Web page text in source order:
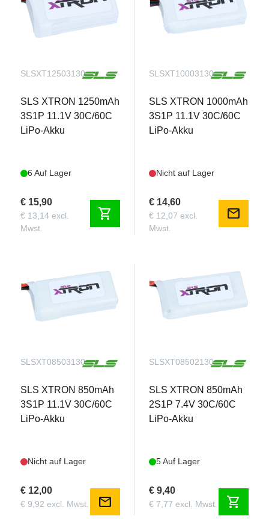
SLSXT12503130
SLS XTRON 1250mAh
3S1P 11.1V 30C/60C
LiPo-Akku
6 Auf Lager
€ 15,90
€ 13,14 excl.
Mwst.
shopping_cart
SLSXT10003130
SLS XTRON 1000mAh
3S1P 11.1V 30C/60C
LiPo-Akku
Nicht auf Lager
€ 14,60
€ 12,07 excl.
Mwst.
mail
SLSXT08503130
SLS XTRON 850mAh
3S1P 11.1V 30C/60C
LiPo-Akku
Nicht auf Lager
€ 12,00
€ 9,92 excl. Mwst. mail
SLSXT08502130
SLS XTRON 850mAh
2S1P 7.4V 30C/60C
LiPo-Akku
5 Auf Lager
€ 9,40
€ 7,77 excl. Mwst. shopping_cart